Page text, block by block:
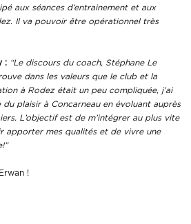
aux séances d’entrainement et aux
. Il va pouvoir être opérationnel très
: “Le discours du coach, Stéphane Le
dans les valeurs que le club et la
à Rodez était un peu compliquée, j’ai
plaisir à Concarneau en évoluant auprès
L’objectif est de m’intégrer au plus vite
apporter mes qualités et de vivre une
!